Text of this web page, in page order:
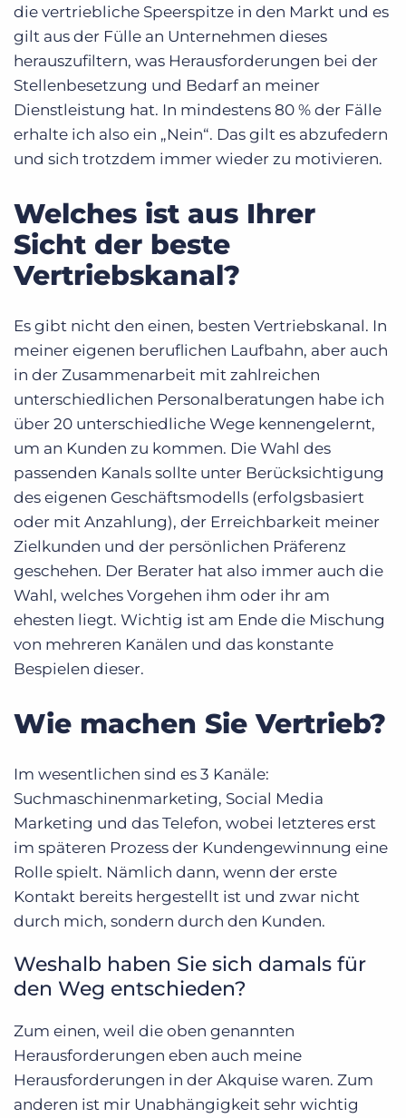
die vertriebliche Speerspitze in den Markt und es
gilt aus der Fülle an Unternehmen dieses
herauszufiltern, was Herausforderungen bei der
Stellenbesetzung und Bedarf an meiner
Dienstleistung hat. In mindestens 80 % der Fälle
erhalte ich also ein „Nein“. Das gilt es abzufedern
und sich trotzdem immer wieder zu motivieren.
Welches ist aus Ihrer
Sicht der beste
Vertriebskanal?
Es gibt nicht den einen, besten Vertriebskanal. In
meiner eigenen beruflichen Laufbahn, aber auch
in der Zusammenarbeit mit zahlreichen
unterschiedlichen Personalberatungen habe ich
über 20 unterschiedliche Wege kennengelernt,
um an Kunden zu kommen. Die Wahl des
passenden Kanals sollte unter Berücksichtigung
des eigenen Geschäftsmodells (erfolgsbasiert
oder mit Anzahlung), der Erreichbarkeit meiner
Zielkunden und der persönlichen Präferenz
geschehen. Der Berater hat also immer auch die
Wahl, welches Vorgehen ihm oder ihr am
ehesten liegt. Wichtig ist am Ende die Mischung
von mehreren Kanälen und das konstante
Bespielen dieser.
Wie machen Sie Vertrieb?
Im wesentlichen sind es 3 Kanäle:
Suchmaschinenmarketing, Social Media
Marketing und das Telefon, wobei letzteres erst
im späteren Prozess der Kundengewinnung eine
Rolle spielt. Nämlich dann, wenn der erste
Kontakt bereits hergestellt ist und zwar nicht
durch mich, sondern durch den Kunden.
Weshalb haben Sie sich damals für
den Weg entschieden?
Zum einen, weil die oben genannten
Herausforderungen eben auch meine
Herausforderungen in der Akquise waren. Zum
anderen ist mir Unabhängigkeit sehr wichtig